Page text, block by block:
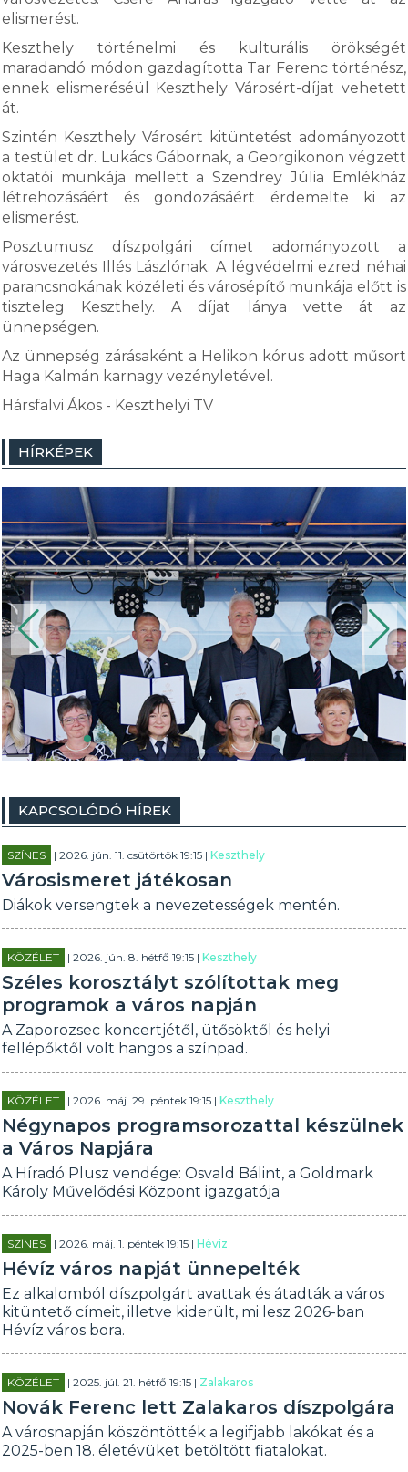
elismerést.
Keszthely történelmi és kulturális örökségét
maradandó módon gazdagította Tar Ferenc történész,
ennek elismeréséül Keszthely Városért-díjat vehetett
át.
Szintén Keszthely Városért kitüntetést adományozott
a testület dr. Lukács Gábornak, a Georgikonon végzett
oktatói munkája mellett a Szendrey Júlia Emlékház
létrehozásáért és gondozásáért érdemelte ki az
elismerést.
Posztumusz díszpolgári címet adományozott a
városvezetés Illés Lászlónak. A légvédelmi ezred néhai
parancsnokának közéleti és városépítő munkája előtt is
tiszteleg Keszthely. A díjat lánya vette át az
ünnepségen.
Az ünnepség zárásaként a Helikon kórus adott műsort
Haga Kalmán karnagy vezényletével.
Hársfalvi Ákos - Keszthelyi TV
HÍRKÉPEK
KAPCSOLÓDÓ HÍREK
SZÍNES | 2026. jún. 11. csütörtök 19:15 |Keszthely
Városismeret játékosan
Diákok versengtek a nevezetességek mentén.
KÖZÉLET | 2026. jún. 8. hétfő 19:15 |Keszthely
Széles korosztályt szólítottak meg
programok a város napján
A Zaporozsec koncertjétől, ütősöktől és helyi
fellépőktől volt hangos a színpad.
KÖZÉLET | 2026. máj. 29. péntek 19:15 |Keszthely
Négynapos programsorozattal készülnek
a Város Napjára
A Híradó Plusz vendége: Osvald Bálint, a Goldmark
Károly Művelődési Központ igazgatója
SZÍNES | 2026. máj. 1. péntek 19:15 |Hévíz
Hévíz város napját ünnepelték
Ez alkalomból díszpolgárt avattak és átadták a város
kitüntető címeit, illetve kiderült, mi lesz 2026-ban
Hévíz város bora.
KÖZÉLET | 2025. júl. 21. hétfő 19:15 | Zalakaros
Novák Ferenc lett Zalakaros díszpolgára
A városnapján köszöntötték a legifjabb lakókat és a
2025-ben 18. életévüket betöltött fiatalokat.